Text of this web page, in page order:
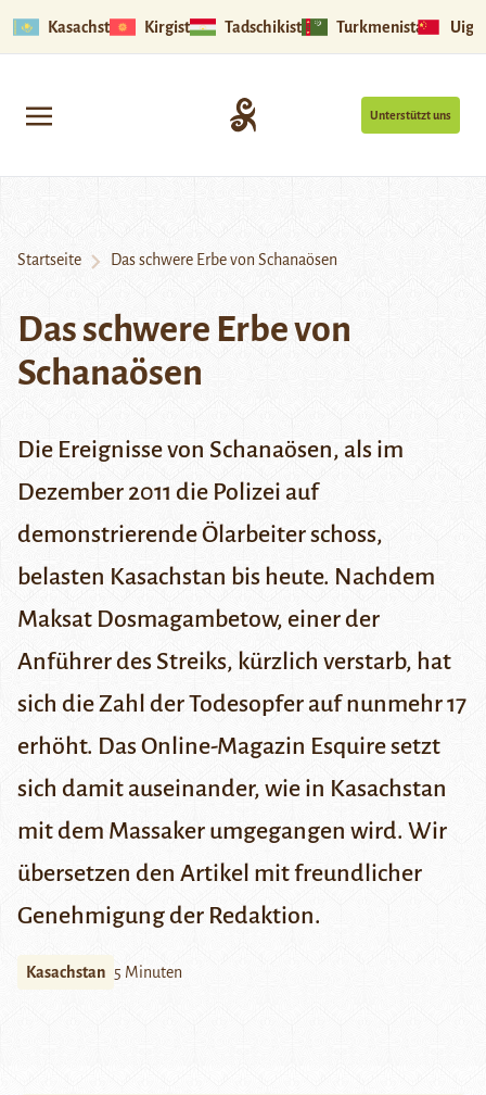
Kasachstan Kirgistan Tadschikistan Turkmenistan
Unterstützt uns
Startseite Das schwere Erbe von Schanaösen
Das schwere Erbe von
Schanaösen
Die Ereignisse von Schanaösen, als im
Dezember 2011 die Polizei auf
demonstrierende Ölarbeiter schoss,
belasten Kasachstan bis heute. Nachdem
Maksat Dosmagambetow, einer der
Anführer des Streiks, kürzlich verstarb, hat
sich die Zahl der Todesopfer auf nunmehr 17
erhöht. Das Online-Magazin Esquiresetzt
sich damit auseinander, wie in Kasachstan
mit dem Massaker umgegangen wird. Wir
übersetzen den Artikel mit freundlicher
Genehmigung der Redaktion.
Kasachstan 5 Minuten